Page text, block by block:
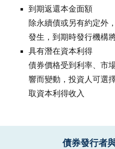
到期返還本金面額
除永續債或另有約定外
發生，到期時發行機構
具有潛在資本利得
債券價格受到利率、市
響而變動，投資人可選
取資本利得收入
債券發行者